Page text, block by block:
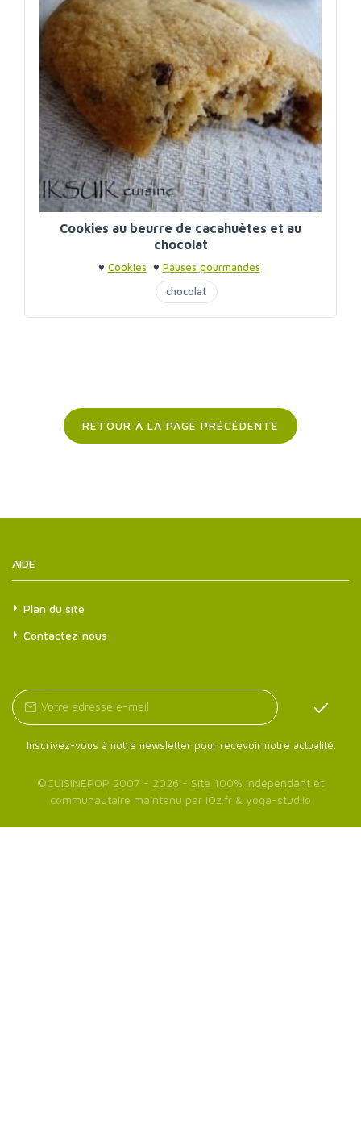
Cookies au beurre de cacahuètes et au
chocolat
♥ Cookies ♥ Pauses gourmandes
chocolat
RETOUR À LA PAGE PRÉCÉDENTE
AIDE
Plan du site
Contactez-nous
Inscrivez-vous à notre newsletter pour recevoir notre actualité.
©CUISINEPOP 2007 - 2026 - Site 100% indépendant et
communautaire maintenu par iOz.fr & yoga-stud.io